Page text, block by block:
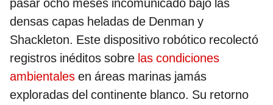
pasar ocho meses incomunicado bajo las
densas capas heladas de Denman y
Shackleton. Este dispositivo robótico recolectó
registros inéditos sobre las condiciones
ambientales en áreas marinas jamás
exploradas del continente blanco. Su retorno